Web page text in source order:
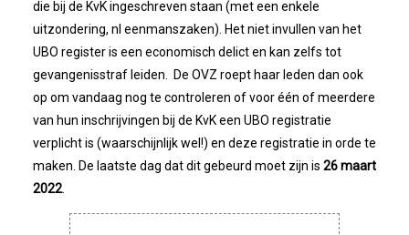
Nieuws
IJshal De Vliet Nodigt Ons Uit!
Verkiezingsdebat!
Geslaagde Nieuwjaarsreceptie OVZ
die bij de KvK ingeschreven staan (met een enkele
uitzondering, nl eenmanszaken). Het niet invullen van het
UBO register is een economisch delict en kan zelfs tot
gevangenisstraf leiden. De OVZ roept haar leden dan ook
op om vandaag nog te controleren of voor één of meerdere
van hun inschrijvingen bij de KvK een UBO registratie
verplicht is (waarschijnlijk wel!) en deze registratie in orde te
maken. De laatste dag dat dit gebeurd moet zijn is 26 maart
2022.